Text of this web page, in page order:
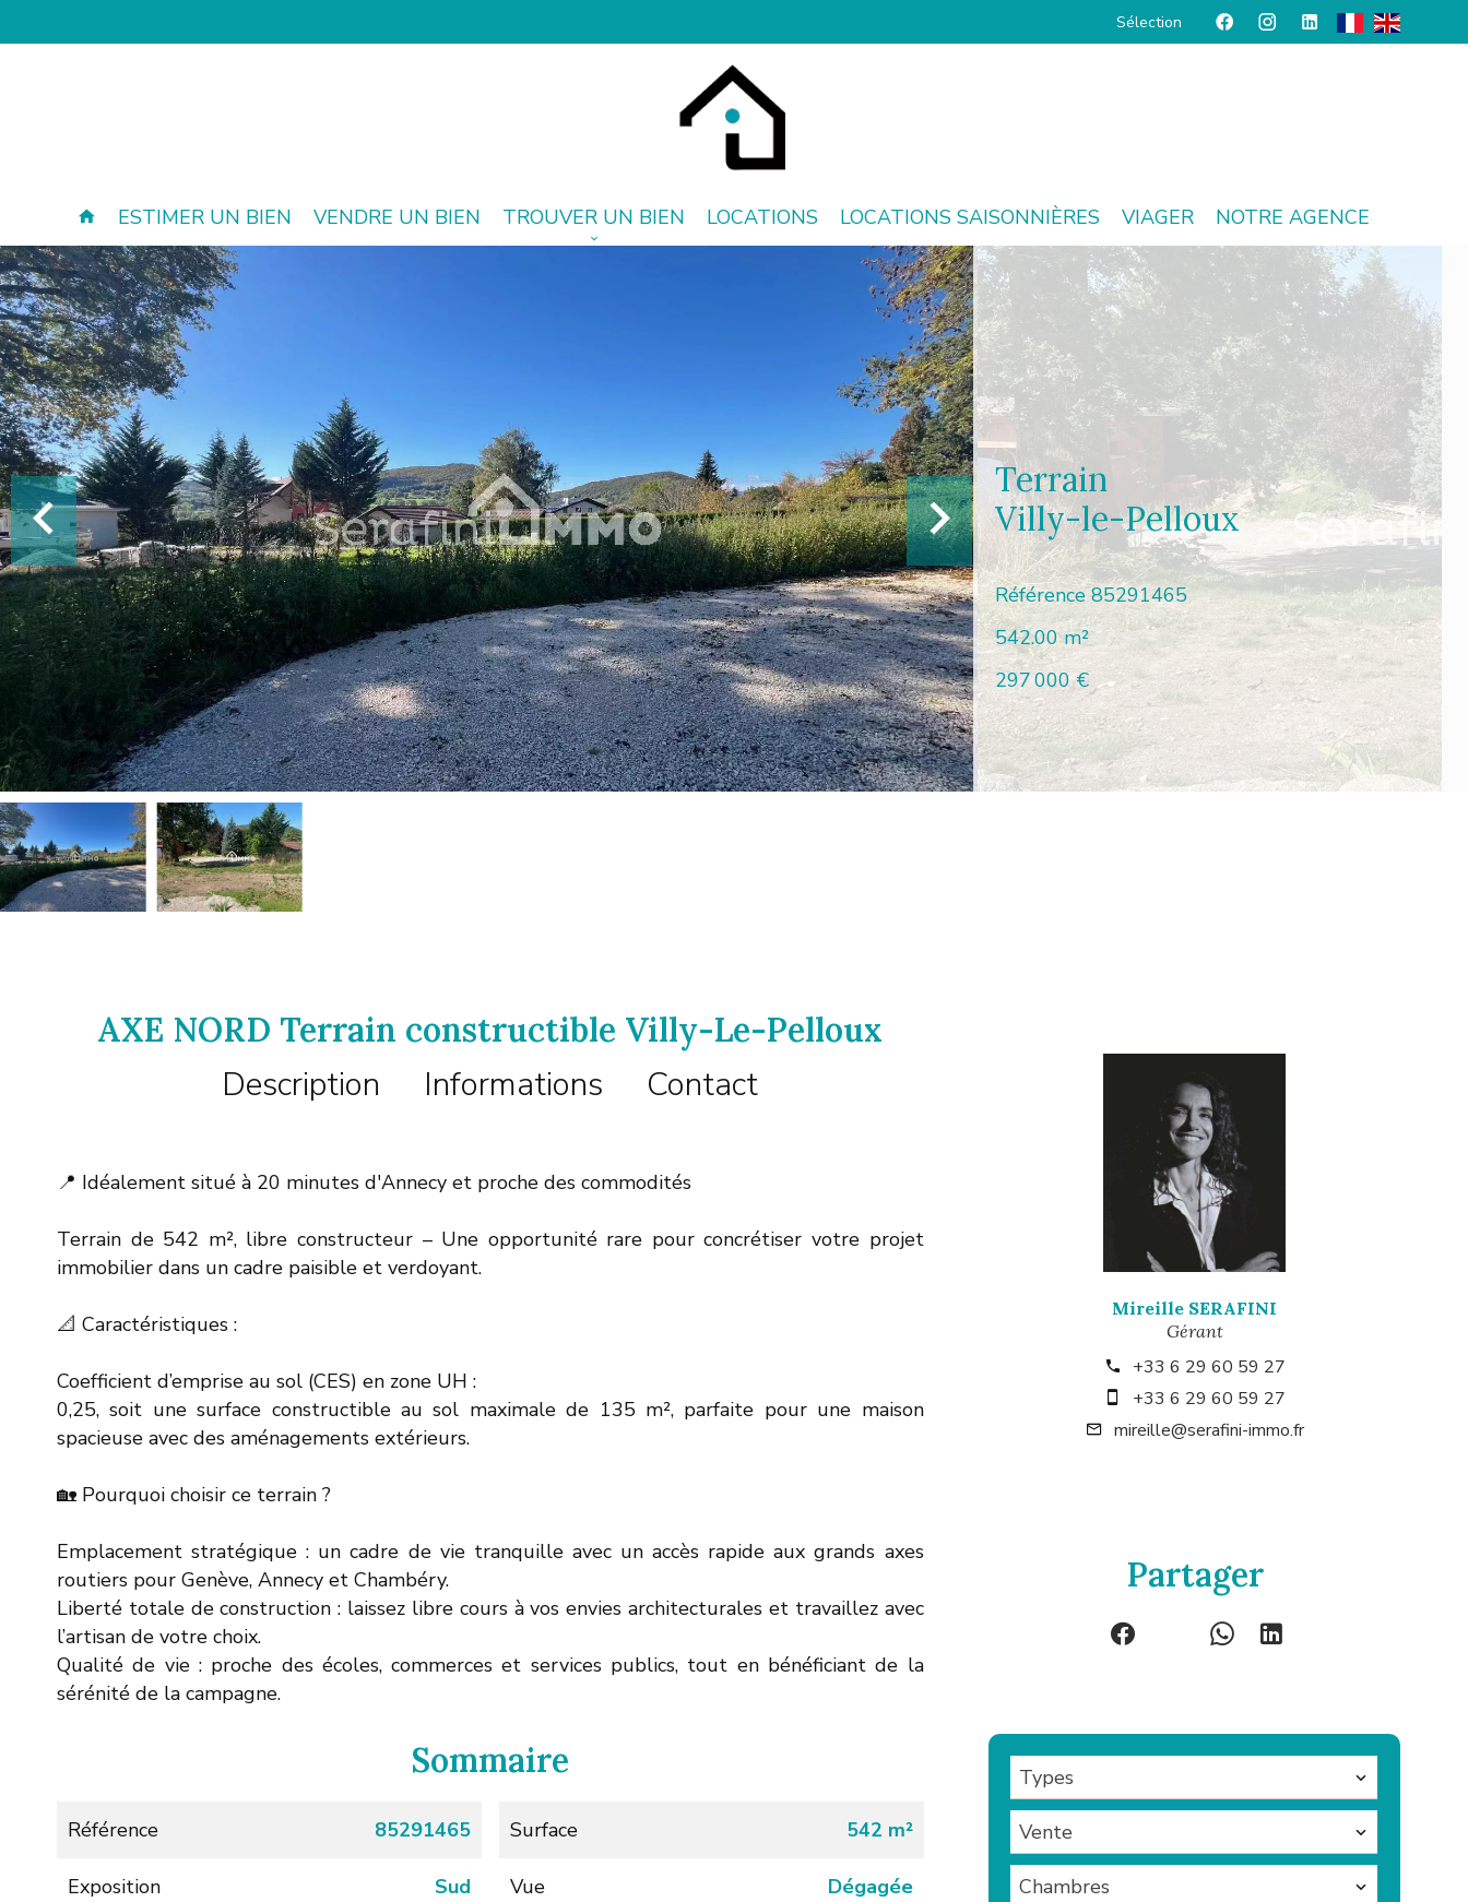
Sélection
ESTIMER UN BIEN VENDRE UN BIEN TROUVER UN BIEN LOCATIONS LOCATIONS SAISONNIÈRES VIAGER NOTRE AGENCE
Terrain
Villy-le-Pelloux
Référence85291465
542.00m²
297 000 €
AXE NORD Terrain constructible Villy-Le-Pelloux
Description Informations Contact
📍 Idéalement situé à 20 minutes d'Annecy et proche des commodités
Terrain de 542 m², libre constructeur – Une opportunité rare pour concrétiser votre projet
immobilier dans un cadre paisible et verdoyant.
📐 Caractéristiques :
Coefficient d’emprise au sol (CES) en zone UH :
0,25, soit une surface constructible au sol maximale de 135 m², parfaite pour une maison
spacieuse avec des aménagements extérieurs.
🏡 Pourquoi choisir ce terrain ?
Emplacement stratégique : un cadre de vie tranquille avec un accès rapide aux grands axes
routiers pour Genève, Annecy et Chambéry.
Liberté totale de construction : laissez libre cours à vos envies architecturales et travaillez avec
l’artisan de votre choix.
Qualité de vie : proche des écoles, commerces et services publics, tout en bénéficiant de la
sérénité de la campagne.
Sommaire
Référence 85291465 Surface 542 m²
Exposition Sud Vue Dégagée
Mireille SERAFINI
Gérant
+33 6 29 60 59 27
+33 6 29 60 59 27
mireille@serafini-immo.fr
Partager
Types
Vente
Chambres